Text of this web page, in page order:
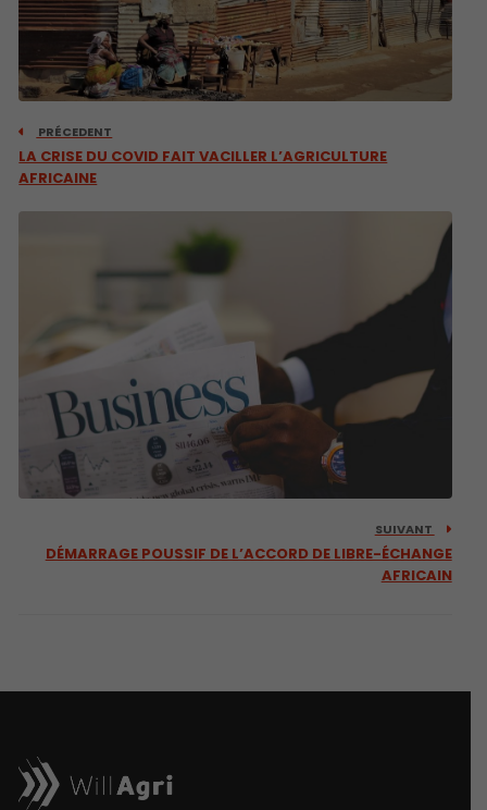
PRÉCEDENT
LA CRISE DU COVID FAIT VACILLER L’AGRICULTURE
AFRICAINE
SUIVANT
DÉMARRAGE POUSSIF DE L’ACCORD DE LIBRE-ÉCHANGE
AFRICAIN